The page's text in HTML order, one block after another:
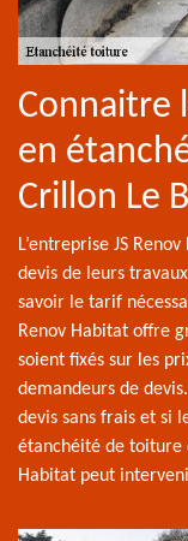
Connaitre
en
Crillon Le
L’entreprise JS
devis de leurs
savoir le tarif
Renov Habitat offre
soient fixés sur les
demandeurs de
devis sans frais et si
étanchéité de toiture
Habitat peut